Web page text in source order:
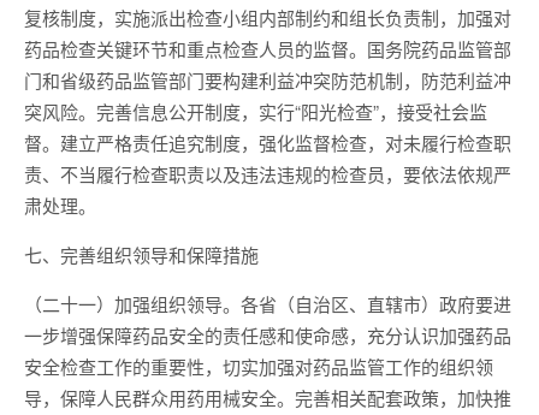
复核制度，实施派出检查小组内部制约和组长负责制，加强对
药品检查关键环节和重点检查人员的监督。国务院药品监管部
门和省级药品监管部门要构建利益冲突防范机制，防范利益冲
突风险。完善信息公开制度，实行“阳光检查”，接受社会监
督。建立严格责任追究制度，强化监督检查，对未履行检查职
责、不当履行检查职责以及违法违规的检查员，要依法依规严
肃处理。
七、完善组织领导和保障措施
（二十一）加强组织领导。各省（自治区、直辖市）政府要进
一步增强保障药品安全的责任感和使命感，充分认识加强药品
安全检查工作的重要性，切实加强对药品监管工作的组织领
导，保障人民群众用药用械安全。完善相关配套政策，加快推